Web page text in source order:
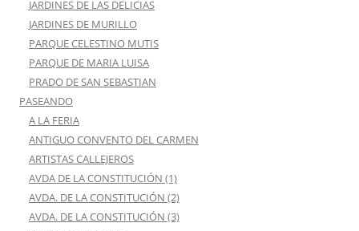
JARDINES DE LAS DELICIAS
JARDINES DE MURILLO
PARQUE CELESTINO MUTIS
PARQUE DE MARIA LUISA
PRADO DE SAN SEBASTIAN
PASEANDO
A LA FERIA
ANTIGUO CONVENTO DEL CARMEN
ARTISTAS CALLEJEROS
AVDA DE LA CONSTITUCIÓN (1)
AVDA. DE LA CONSTITUCIÓN (2)
AVDA. DE LA CONSTITUCIÓN (3)